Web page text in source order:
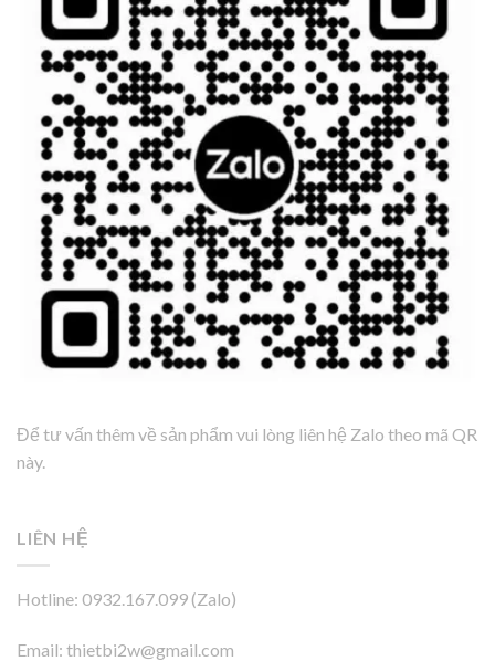
Để tư vấn thêm về sản phẩm vui lòng liên hệ Zalo theo mã QR
này.
LIÊN HỆ
Hotline: 0932.167.099 (Zalo)
Email: thietbi2w@gmail.com